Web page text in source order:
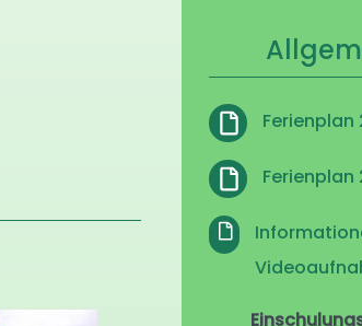
Ferienplan
Ferienplan